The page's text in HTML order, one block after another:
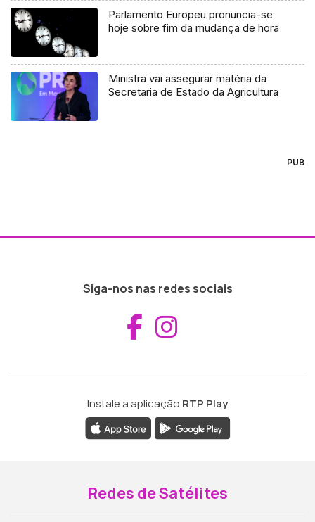
Parlamento Europeu pronuncia-se
hoje sobre fim da mudança de hora
Ministra vai assegurar matéria da
Secretaria de Estado da Agricultura
PUB
Siga-nos nas redes sociais
Aceder ao
Instale a aplicação RTP Play
Redes de Satélites